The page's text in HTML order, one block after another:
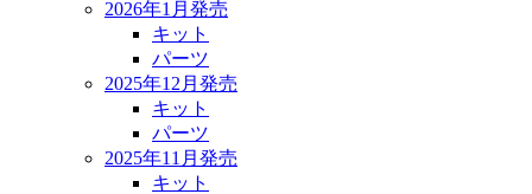
2026年1月発売
キット
パーツ
2025年12月発売
キット
パーツ
2025年11月発売
キット